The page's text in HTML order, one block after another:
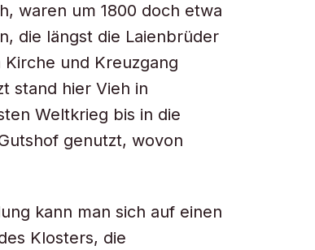
waren um 1800 doch etwa
die längst die Laienbrüder
und Kreuzgang
stand hier Vieh in
Weltkrieg bis in die
genutzt, wovon
kann man sich auf einen
Klosters, die